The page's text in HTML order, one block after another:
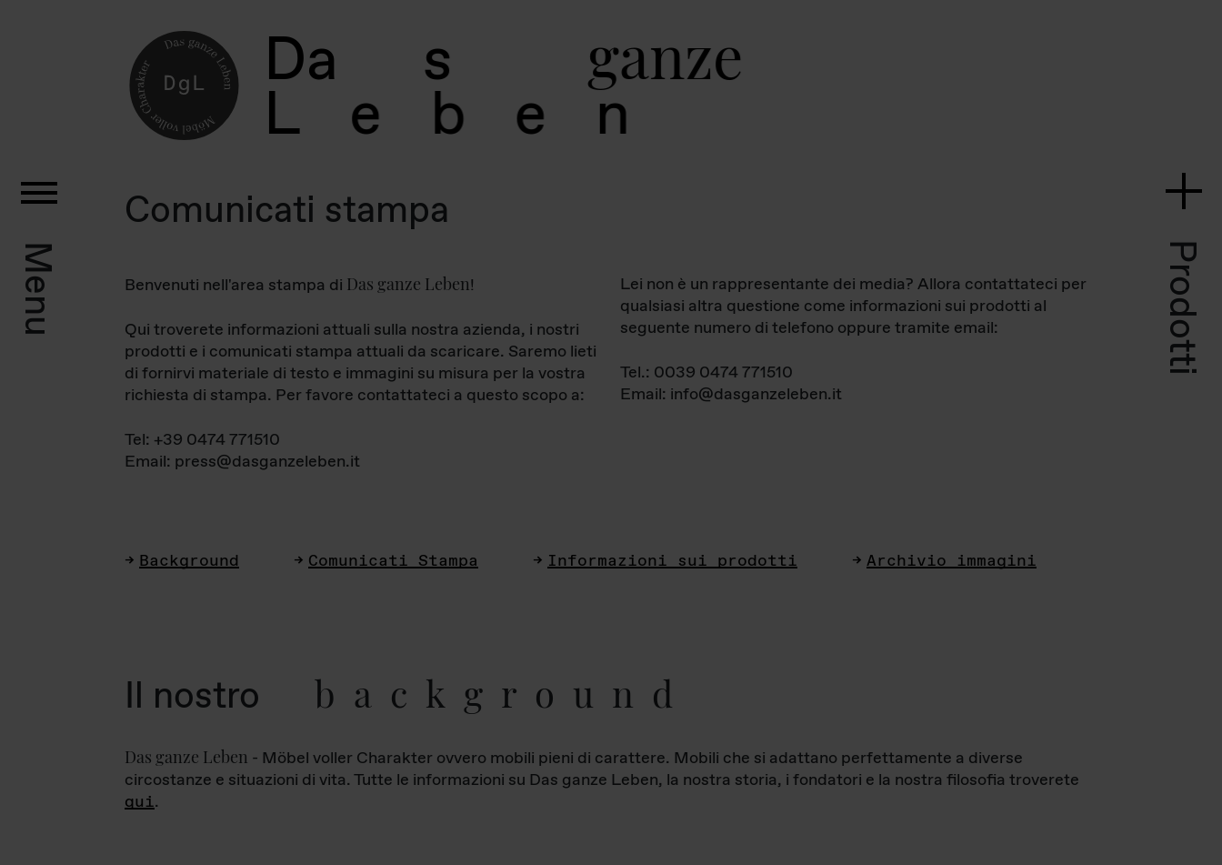
Da s ganz
L e b e
Menu Prodotti
Comunicati stampa
Benvenuti nell'area stampa di Das ganze Leben!
Qui troverete informazioni attuali sulla nostra azienda, i nostri
prodotti e i comunicati stampa attuali da scaricare. Saremo lieti
di fornirvi materiale di testo e immagini su misura per la vostra
richiesta di stampa. Per favore contattateci a questo scopo a:
Tel: +39 0474 771510
Email: press@dasganzeleben.it
Lei non è un rappresentante dei media? Allora contattateci per
qualsiasi altra questione come informazioni sui prodotti al
seguente numero di telefono oppure tramite email:
Tel.: 0039 0474 771510
Email: info@dasganzeleben.it
Background Comunicati Stampa Informazioni sui prodotti Archivio immagini
Il nostro background
Das ganze Leben - Möbel voller Charakter ovvero mobili pieni di carattere. Mobili che si adattano perfettamente a diverse
circostanze e situazioni di vita. Tutte le informazioni su Das ganze Leben, la nostra storia, i fondatori e la nostra filosofia troverete
qui.